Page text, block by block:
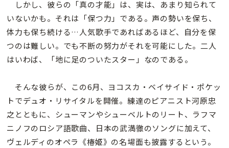
しかし、彼らの「真の才能」は、実は、あまり知られて
いないかも。それは「保つ力」である。声の勢いを保ち、
体力も保ち続ける…人気歌手であればあるほど、自分を保
つのは難しい。でも不断の努力がそれを可能にした。二人
はいわば、「地に足のついたスター」なのである。
そんな彼らが、この6月、ヨコスカ・ベイサイド・ポケッ
トでデュオ・リサイタルを開催。練達のピアニスト河原忠
之とともに、シューマンやシューベルトのリート、ラフマ
ニノフのロシア語歌曲、日本の武満徹のソングに加えて、
ヴェルディのオペラ《椿姫》の名場面も披露するという。